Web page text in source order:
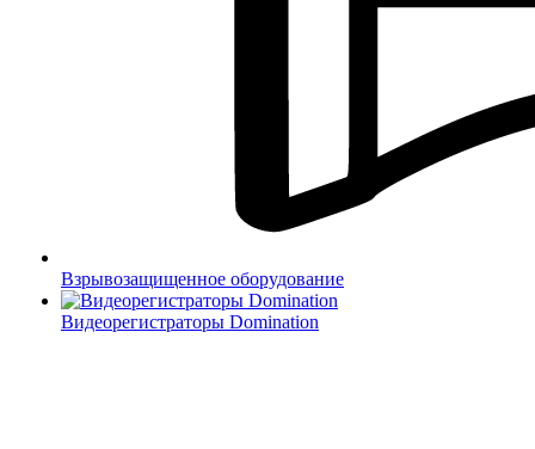
Взрывозащищенное оборудование
Видеорегистраторы Domination